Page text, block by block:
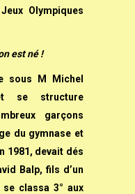
Olympiques
est né !
sous M Michel
se structure
garçons
du gymnase et
1981, devait dés
Balp, fils d’un
classa 3° aux